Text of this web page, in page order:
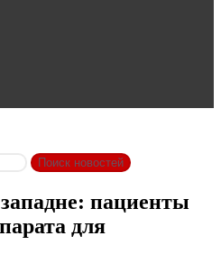
Поиск новостей
пациенты
для